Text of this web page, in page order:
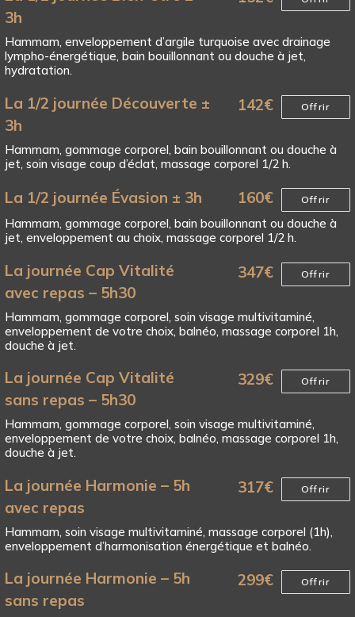
3h
Hammam, enveloppement d’argile turquoise avec drainage
lympho-énergétique, bain bouillonnant ou douche à jet,
hydratation.
La 1/2 journée Découverte ±
3h
142€ Offrir
Hammam, gommage corporel, bain bouillonnant ou douche à
jet, soin visage coup d’éclat, massage corporel 1/2 h.
La 1/2 journée Évasion ± 3h 160€ Offrir
Hammam, gommage corporel, bain bouillonnant ou douche à
jet, enveloppement au choix, massage corporel 1/2 h.
La journée Cap Vitalité
avec repas – 5h30
347€ Offrir
Hammam, gommage corporel, soin visage multivitaminé,
enveloppement de votre choix, balnéo, massage corporel 1h,
douche à jet.
La journée Cap Vitalité
sans repas – 5h30
329€ Offrir
Hammam, gommage corporel, soin visage multivitaminé,
enveloppement de votre choix, balnéo, massage corporel 1h,
douche à jet.
La journée Harmonie – 5h
avec repas
317€ Offrir
Hammam, soin visage multivitaminé, massage corporel (1h),
enveloppement d’harmonisation énergétique et balnéo.
La journée Harmonie – 5h
sans repas
299€ Offrir